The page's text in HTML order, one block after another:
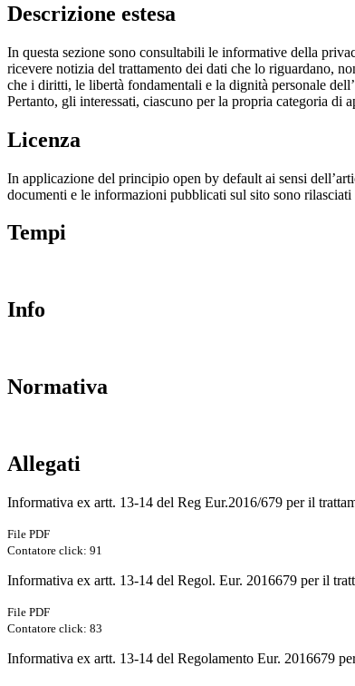
Descrizione estesa
In questa sezione sono consultabili le informative della
ricevere notizia del trattamento dei dati che lo riguardano,
che i diritti, le libertà fondamentali e la dignità personale
Pertanto, gli interessati, ciascuno per la propria categoria di
Licenza
In applicazione del principio open by default ai sensi
documenti e le informazioni pubblicati sul sito sono
Tempi
Info
Normativa
Allegati
Informativa ex artt. 13-14 del Reg Eur.2016/679 per il
File PDF
Contatore click: 91
Informativa ex artt. 13-14 del Regol. Eur. 2016679 per il
File PDF
Contatore click: 83
Informativa ex artt. 13-14 del Regolamento Eur. 2016679